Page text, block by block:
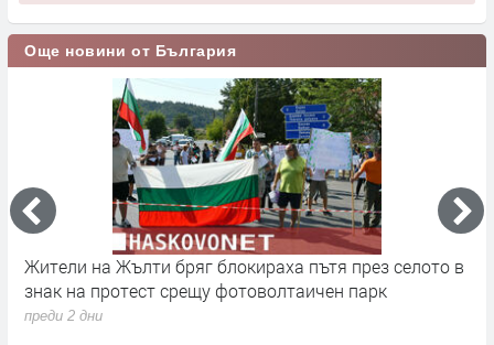
Още новини от България
Жители на Жълти бряг блокираха пътя през селото в
знак на протест срещу фотоволтаичен парк
преди 2 дни